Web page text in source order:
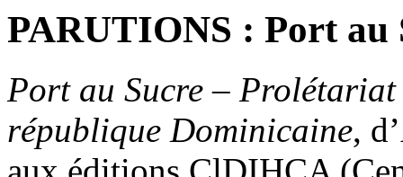
PARUTIONS : Port au
Port au Sucre –
république Dominicaine,